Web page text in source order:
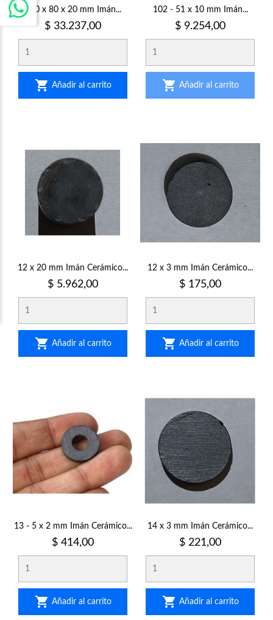
100 x 80 x 20 mm Imán...
Precio
$ 33.237,00
 Añadir al carrito
102 - 51 x 10 mm Imán...
Precio
$ 9.254,00
 Añadir al carrito
12 x 20 mm Imán Cerámico...
Precio
$ 5.962,00
 Añadir al carrito
12 x 3 mm Imán Cerámico...
Precio
$ 175,00
 Añadir al carrito
13 - 5 x 2 mm Imán Cerámico...
Precio
$ 414,00
 Añadir al carrito
14 x 3 mm Imán Cerámico...
Precio
$ 221,00
 Añadir al carrito